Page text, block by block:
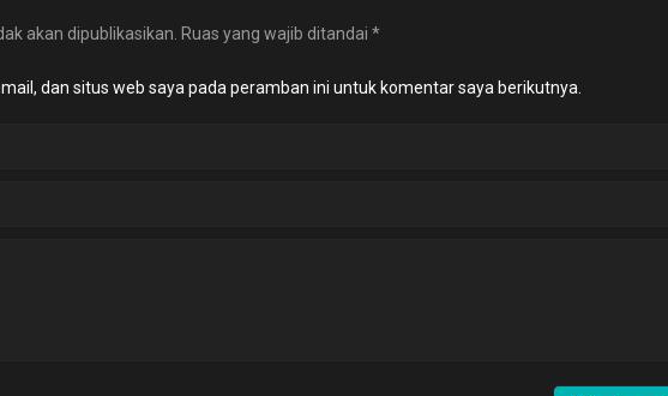
akan dipublikasikan. Ruas yang wajib ditandai *
dan situs web saya pada peramban ini untuk komentar saya berikutnya.